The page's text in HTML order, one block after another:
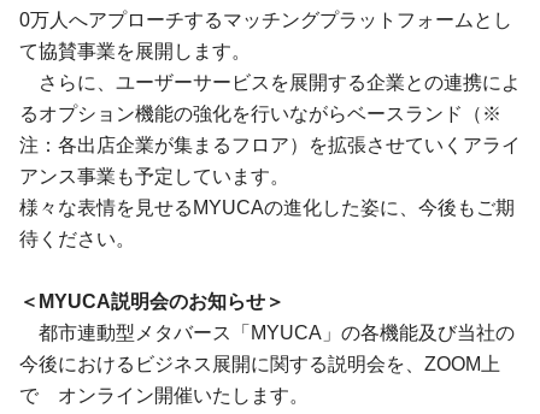
0万人へアプローチするマッチングプラットフォームとし
て協賛事業を展開します。
さらに、ユーザーサービスを展開する企業との連携によ
るオプション機能の強化を行いながらベースランド（※
注：各出店企業が集まるフロア）を拡張させていくアライ
アンス事業も予定しています。
様々な表情を見せるMYUCAの進化した姿に、今後もご期
待ください。
＜MYUCA説明会のお知らせ＞
都市連動型メタバース「MYUCA」の各機能及び当社の
今後におけるビジネス展開に関する説明会を、ZOOM上
で オンライン開催いたします。